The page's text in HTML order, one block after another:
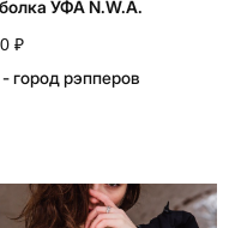
УФА N.W.A.
₽
- город рэпперов